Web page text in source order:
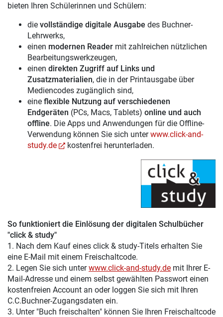
bieten Ihren Schülerinnen und Schülern:
die vollständige digitale Ausgabe des Buchner-
Lehrwerks,
einen modernen Reader mit zahlreichen nützlichen
Bearbeitungswerkzeugen,
einen direkten Zugriff auf Links und
Zusatzmaterialien, die in der Printausgabe über
Mediencodes zugänglich sind,
eine flexible Nutzung auf verschiedenen
Endgeräten (PCs, Macs, Tablets) online und auch
offline. Die Apps und Anwendungen für die Offline-
Verwendung können Sie sich unterwww.click-and-
study.de
kostenfrei herunterladen.
So funktioniert die Einlösung der digitalen Schulbücher
"click & study"
1. Nach dem Kauf eines click & study-Titels erhalten Sie
eine E-Mail mit einem Freischaltcode.
2. Legen Sie sich unterwww.click-and-study.de mit Ihrer E-
Mail-Adresse und einem selbst gewählten Passwort einen
kostenfreien Account an oder loggen Sie sich mit Ihren
C.C.Buchner-Zugangsdaten ein.
3. Unter "Buch freischalten" können Sie Ihren Freischaltcode